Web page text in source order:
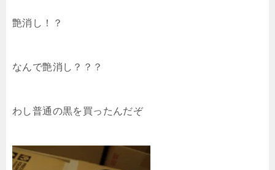
艶消し！？
なんで艶消し？？？
わし普通の黒を買ったんだぞ